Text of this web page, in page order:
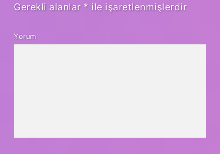
Gerekli alanlar * ile işaretlenmişlerdir
Yorum